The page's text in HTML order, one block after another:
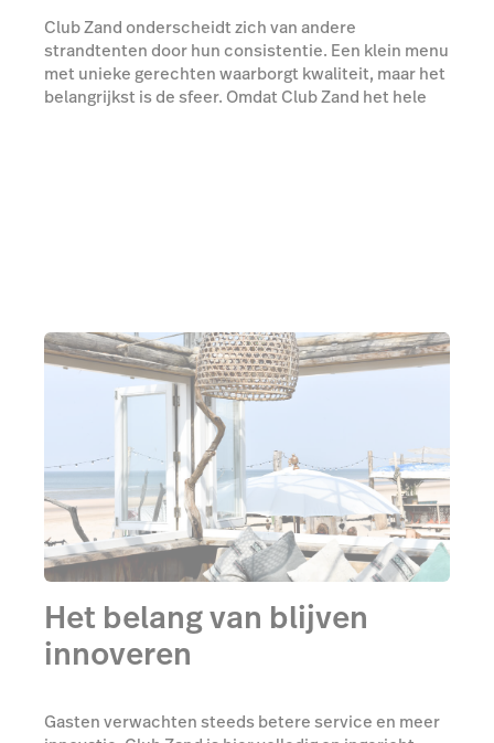
Club Zand onderscheidt zich van andere
strandtenten door hun consistentie. Een klein menu
met unieke gerechten waarborgt kwaliteit, maar het
belangrijkst is de sfeer. Omdat Club Zand het hele
Het belang van blijven
innoveren
Gasten verwachten steeds betere service en meer